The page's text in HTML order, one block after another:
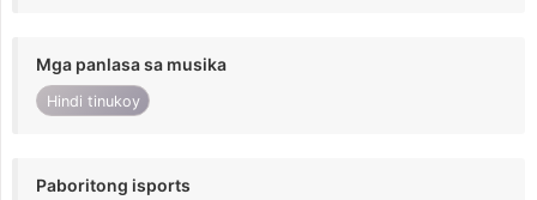
Mga panlasa sa musika
Hindi tinukoy
Paboritong isports